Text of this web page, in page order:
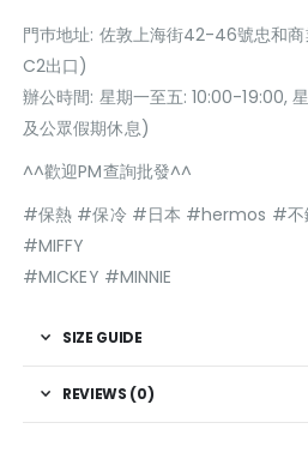
門巿地址: 佐敦上海街42-46號忠和
C2出口)
辦公時間: 星期一至五: 10:00-19:00,
及公眾假期休息)
^^歡迎PM查詢批發^^
#保熱 #保冷 #日本 #hermos #不
#MIFFY
#MICKEY #MINNIE
SIZE GUIDE
REVIEWS (0)